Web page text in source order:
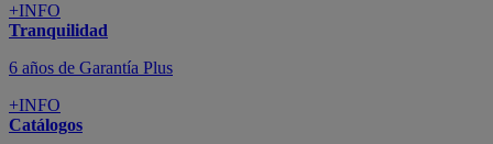
+INFO
Tranquilidad
6 años de Garantía Plus
+INFO
Catálogos